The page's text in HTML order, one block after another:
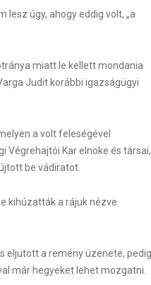
úgy, ahogy eddig volt, „a
miatt le kellett mondania
Judit korábbi igazságügyi
a volt feleségével
Végrehajtói Kar elnöke és társai,
be vádiratot.
kihúzatták a rájuk nézve
eljutott a remény üzenete, pedig
már hegyeket lehet mozgatni.
WordPress Carousel